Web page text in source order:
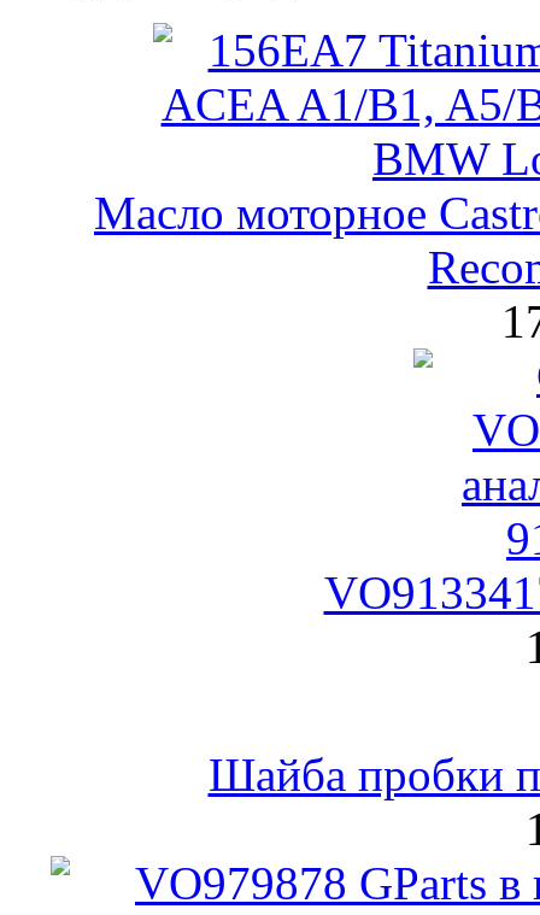
Масло моторное
Шайба пробки